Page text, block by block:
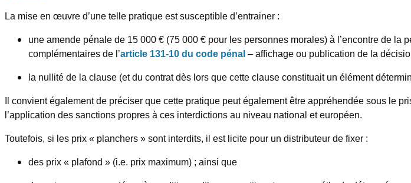
La mise en œuvre d’une telle pratique est susceptible d’entrainer :
une amende pénale de 15 000 € (75 000 € pour les personnes morales) à l’encontre de
complémentaires de l’article 131-10 du code pénal– affichage ou publication de la
la nullité de la clause (et du contrat dès lors que cette clause constituait un élément
Il convient également de préciser que cette pratique peut également être appréhendée sous le
l’application des sanctions propres à ces interdictions au niveau national et européen.
Toutefois, si les prix « planchers » sont interdits, il est licite pour un distributeur de fixer :
des prix « plafond » (i.e. prix maximum) ; ainsi que